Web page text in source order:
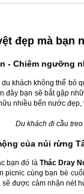
đẹp mà bạn
- Chiêm ngưỡng
du khách không thể bỏ
đây bạn sẽ bắt gặp
nhiều bến nước đẹp,